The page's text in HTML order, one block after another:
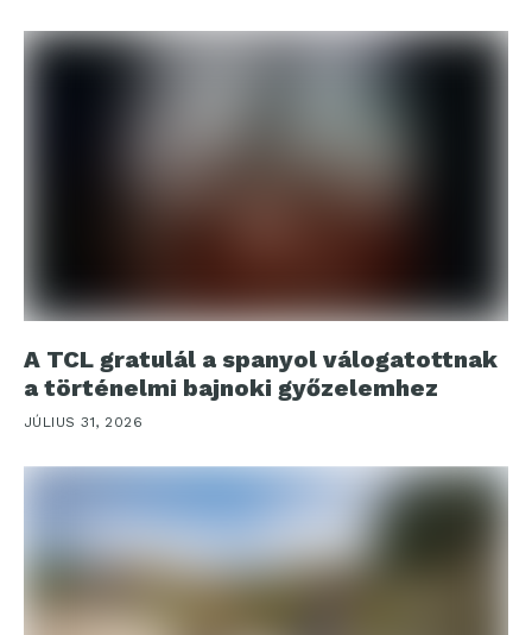
A TCL gratulál a spanyol válogatottnak
a történelmi bajnoki győzelemhez
JÚLIUS 31, 2026